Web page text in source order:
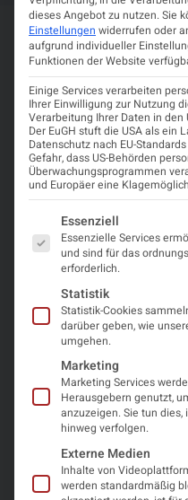
Details zur
Zeit und Ort
21.
August
2025
Veranstalter
Fortbildungsreihe der
Was Sie erwartet
Dr. Herta Zellner,
dieser Auflage der
neurokutane Syndrome
Diese approbierte
Fortbildungs-
Ärztekammer mit 2
Webinar ab 19:00 Uhr
dieses Angebot zu nutzen.Sie
Einstellungen widerrufen oder
aufgrund individueller
Funktionen der Website
Einige Services verarbeiten
Ihrer Einwilligung zur Nutzung
Verarbeitung Ihrer Daten in den
Der EuGH stuft die USA als ein
Datenschutz nach EU-
Gefahr, dass US-Behörden
Überwachungsprogrammen
und Europäer eine
Es folgt eine Liste der
Essenziell
Essenzielle Services
und sind für das
erforderlich.
Statistik
Statistik-Cookies
darüber geben, wie
umgehen.
Marketing
Marketing Services
Herausgebern genutzt,
anzuzeigen. Sie tun
hinweg verfolgen.
Externe Medien
Inhalte von
werden standardmäßig